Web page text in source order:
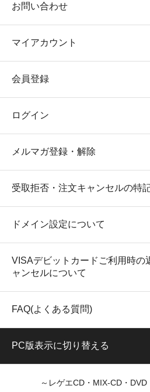
お問い合わせ
マイアカウント
会員登録
ログイン
メルマガ登録・解除
受取拒否・注文キャンセルの特
ドメイン設定について
VISAデビットカードご利用時の
ャンセルについて
FAQ(よくある質問)
PC版表示に切り替える
～レゲエCD・MIX-CD・